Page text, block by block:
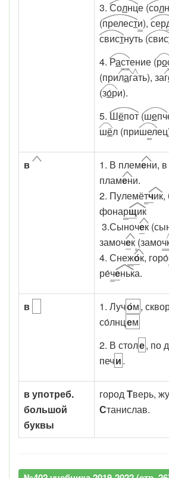
3. Солнце (сол
(прелести), сер
свистнуть (свис
4. Растение (ро
(прилагать), заг
(зо́ри).
5. Шёпот (шепч
шёл (пришел
в 1. В племени,
пламени.
2. Пулемётчик,
фонарщик
3.Сыночек
замочек (замоч
4. Снежо́к, горо́
ре́ченька.
в 1. Лучо́м,
со́лнцем
2. В столе, по
печи.
в употреб.
большой
буквы
городТверь,
Станислав.